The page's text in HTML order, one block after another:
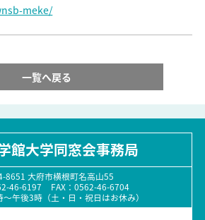
meke/
一覧へ戻る
館大学同窓会事務局
8651 大府市横根町名高山55
46-6197 FAX：0562-46-6704
午後3時（土・日・祝日はお休み）